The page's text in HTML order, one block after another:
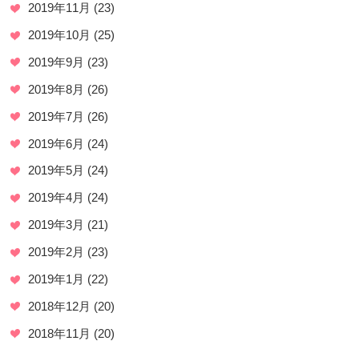
2019年11月 (23)
2019年10月 (25)
2019年9月 (23)
2019年8月 (26)
2019年7月 (26)
2019年6月 (24)
2019年5月 (24)
2019年4月 (24)
2019年3月 (21)
2019年2月 (23)
2019年1月 (22)
2018年12月 (20)
2018年11月 (20)